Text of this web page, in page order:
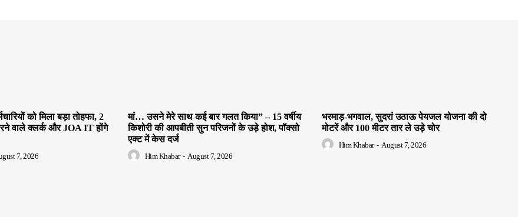
को मिला बड़ा तोहफा, 2
वाले क्लर्क और JOA IT होंगे
7, 2026
मां… उसने मेरे साथ कई बार गलत किया” – 15 वर्षीय
किशोरी की आपबीती सुन परिजनों के उड़े होश, पॉक्सो
एक्ट में केस दर्ज
Him Khabar - August 7, 2026
भरमाड़-भगवाल, सुदरां उठाऊ पेयजल योजना की दो
मोटरें और 100 मीटर तार ले उड़े चोर
Him Khabar - August 7, 2026